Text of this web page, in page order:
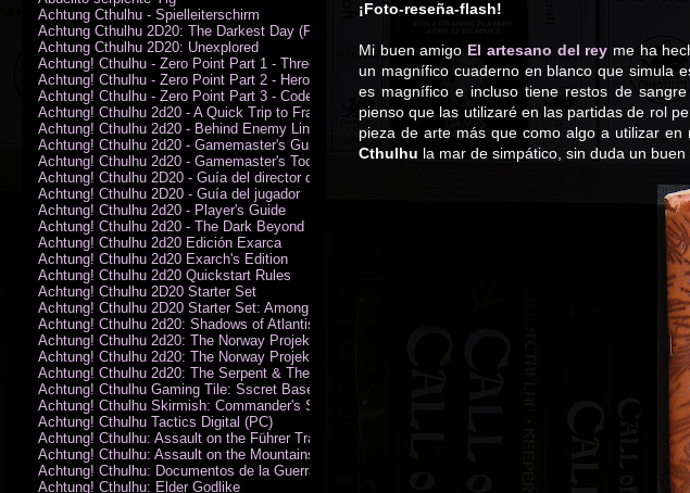
¡Foto-reseña-flash!
Mi buen amigoEl artesano del rey me ha
un magnífico cuaderno en blanco que simula
es magnífico e incluso tiene restos de
pienso que las utilizaré en las partidas de rol
pieza de arte más que como algo a utilizar
Cthulhu la mar de simpático, sin duda un
Achtung Cthulhu - Spielleiterschirm
Achtung Cthulhu 2D20: The Darkest Day (PDF)
Achtung Cthulhu 2D20: Unexplored
Achtung! Cthulhu - Zero Point Part 1 - Three Kings
Achtung! Cthulhu - Zero Point Part 2 - Heroes of the Sea
Achtung! Cthulhu - Zero Point Part 3 - Code of Honour (PDF)
Achtung! Cthulhu 2d20 - A Quick Trip to France (PDF)
Achtung! Cthulhu 2d20 - Behind Enemy Lines
Achtung! Cthulhu 2d20 - Gamemaster's Guide
Achtung! Cthulhu 2d20 - Gamemaster's Toolkit
Achtung! Cthulhu 2D20 - Guía del director de juego
Achtung! Cthulhu 2D20 - Guía del jugador
Achtung! Cthulhu 2d20 - Player's Guide
Achtung! Cthulhu 2d20 - The Dark Beyond
Achtung! Cthulhu 2d20 Edición Exarca
Achtung! Cthulhu 2d20 Exarch's Edition
Achtung! Cthulhu 2d20 Quickstart Rules
Achtung! Cthulhu 2D20 Starter Set
Achtung! Cthulhu 2D20 Starter Set: Among the Wolves (PDF)
Achtung! Cthulhu 2d20: Shadows of Atlantis
Achtung! Cthulhu 2d20: The Norway Projekt
Achtung! Cthulhu 2d20: The Norway Projekt (PDF)
Achtung! Cthulhu 2d20: The Serpent & The Sands
Achtung! Cthulhu Gaming Tile: Sscret Base & Icy Ruins
Achtung! Cthulhu Skirmish: Commander's Set
Achtung! Cthulhu Tactics Digital (PC)
Achtung! Cthulhu: Assault on the Führer Train
Achtung! Cthulhu: Assault on the Mountains of Madness
Achtung! Cthulhu: Documentos de la Guerra Secreta
Achtung! Cthulhu: Elder Godlike